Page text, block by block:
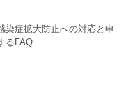
染症拡大防止への対応と申
るFAQ